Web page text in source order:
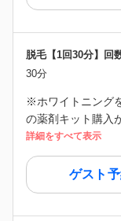
脱毛【1回30分】回
30分
※ホワイトニング
の薬剤キット購入
詳細をすべて表示
ゲスト